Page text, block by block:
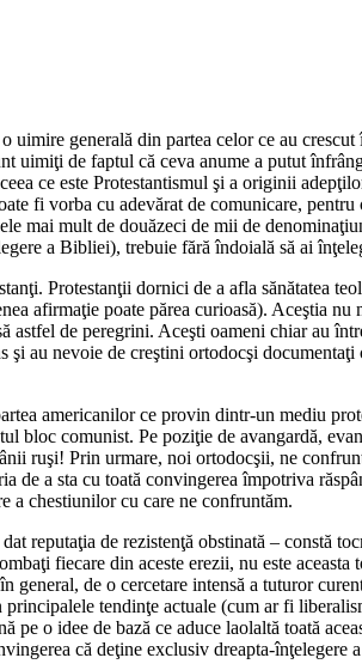
generală din partea celor ce au
de faptul că ceva anume a putut
ce este Protestantismul şi a originii
fi vorba cu adevărat de comunicare,
mai mult de douăzeci de mii de
a Bibliei), trebuie fără îndoială să ai
Protestanţii dornici de a afla sănătatea
afirmaţie poate părea curioasă). Aceştia
de peregrini. Aceşti oameni chiar au
nevoie de creştini ortodocşi documentaţi
americanilor ce provin dintr-un mediu
comunist. Pe poziţie de avangardă,
ruşi! Prin urmare, noi ortodocşii, ne
de a sta cu toată convingerea împotriva
a chestiunilor cu care ne confruntăm.
reputaţia de rezistenţă obstinată – constă
fiecare din aceste erezii, nu este
general, de o cercetare intensă a tuturor
tendinţe actuale (cum ar fi
o idee de bază ce aduce laolaltă toată
că deţine exclusiv dreapta-